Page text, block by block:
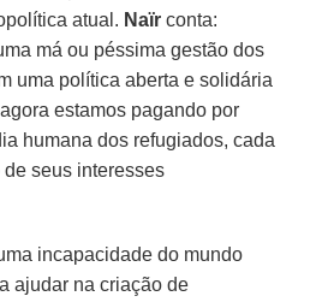
atual. Naïr conta:
má ou péssima gestão dos
uma política aberta e solidária
estamos pagando por
humana dos refugiados, cada
seus interesses
incapacidade do mundo
ajudar na criação de